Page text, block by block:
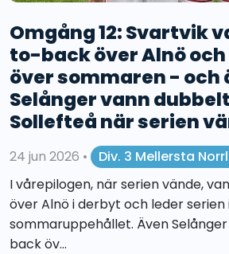
Omgång 12: Svartvik
to-back över Alnö
över sommaren - och
Selånger vann
Sollefteå när serien
24 jun 2026 •
Div. 3 Mellersta
I vårepilogen, när serien vände,
över Alnö i derbyt och leder serien
sommaruppehållet. Även
back öv...